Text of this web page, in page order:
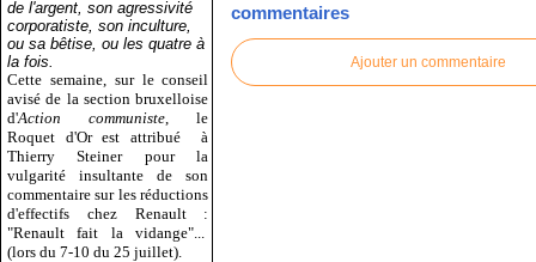
de l'argent, son agressivité
corporatiste, son inculture,
ou sa bêtise, ou les quatre à
la fois.
Cette semaine, sur le conseil
avisé de la section bruxelloise
d'Action communiste , le
Roquet d'Or est attribué
à
Thierry Steiner pour la
vulgarité insultante de son
commentaire sur les réductions
d'effectifs chez Renault :
"Renault fait la vidange"...
(lors du 7-10 du 25 juillet).
commentaires
Ajouter un commentaire